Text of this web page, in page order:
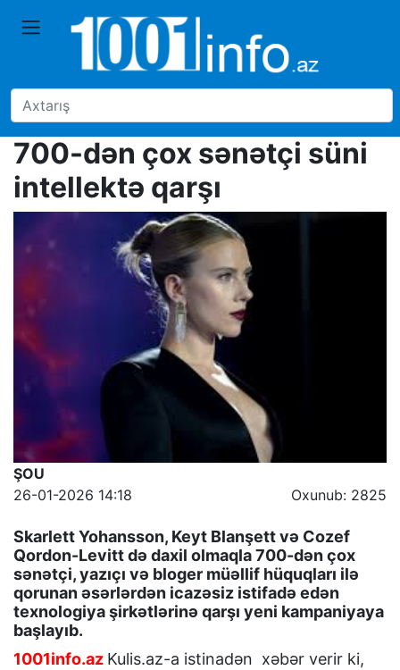
700-dən çox sənətçi süni
intellektə qarşı
ŞOU
Oxunub: 2825
26-01-2026 14:18
Skarlett Yohansson, Keyt Blanşett və Cozef
Qordon-Levitt də daxil olmaqla 700-dən çox
sənətçi, yazıçı və bloger müəllif hüquqları ilə
qorunan əsərlərdən icazəsiz istifadə edən
texnologiya şirkətlərinə qarşı yeni kampaniyaya
başlayıb.
1001info.az Kulis.az-a istinadən xəbər verir ki,